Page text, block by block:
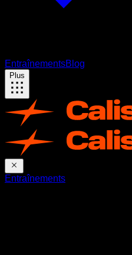
EntraînementsBlog
Plus
Entraînements